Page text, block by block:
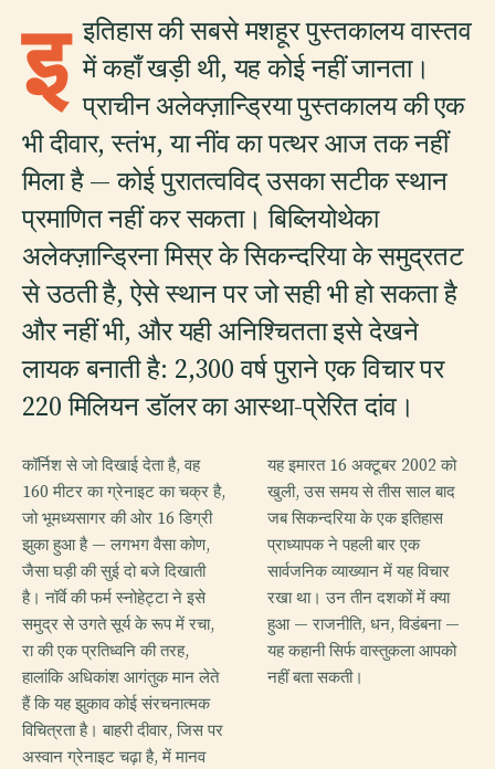
इ इतिहास की सबसे मशहूर पुस्तकालय वास्तव
में कहाँ खड़ी थी, यह कोई नहीं जानता।
प्राचीन अलेक्ज़ान्ड्रिया पुस्तकालय की एक
भी दीवार, स्तंभ, या नींव का पत्थर आज तक नहीं
मिला है — कोई पुरातत्वविद् उसका सटीक स्थान
प्रमाणित नहीं कर सकता। बिब्लियोथेका
अलेक्ज़ान्ड्रिना मिस्र के सिकन्दरिया के समुद्रतट
से उठती है, ऐसे स्थान पर जो सही भी हो सकता है
और नहीं भी, और यही अनिश्चितता इसे देखने
लायक बनाती है: 2,300 वर्ष पुराने एक विचार पर
220 मिलियन डॉलर का आस्था-प्रेरित दांव।
कॉर्निश से जो दिखाई देता है, वह
160 मीटर का ग्रेनाइट का चक्र है,
जो भूमध्यसागर की ओर 16 डिग्री
झुका हुआ है — लगभग वैसा कोण,
जैसा घड़ी की सुई दो बजे दिखाती
है। नॉर्वे की फर्म स्नोहेट्टा ने इसे
समुद्र से उगते सूर्य के रूप में रचा,
रा की एक प्रतिध्वनि की तरह,
हालांकि अधिकांश आगंतुक मान लेते
हैं कि यह झुकाव कोई संरचनात्मक
विचित्रता है। बाहरी दीवार, जिस पर
अस्वान ग्रेनाइट चढ़ा है, में मानव
यह इमारत 16 अक्टूबर 2002 को
खुली, उस समय से तीस साल बाद
जब सिकन्दरिया के एक इतिहास
प्राध्यापक ने पहली बार एक
सार्वजनिक व्याख्यान में यह विचार
रखा था। उन तीन दशकों में क्या
हुआ — राजनीति, धन, विडंबना —
यह कहानी सिर्फ वास्तुकला आपको
नहीं बता सकती।